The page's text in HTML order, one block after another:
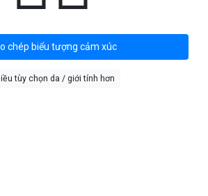
chép biểu tượng cảm xúc
tùy chọn da / giới tính hơn